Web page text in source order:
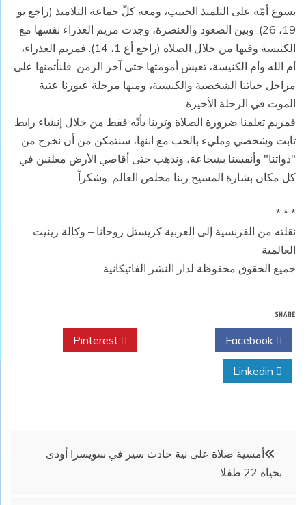
يسوع أمّه على التلميذ الحبيب، ومعه كلّ جماعة التلاميذ (راجع يو
19، 26). وبين الصعود والعنصرة، وجدت مريم العذراء نفسها مع
الكنيسة وفيها من خلال الصلاة (راجع أع 1، 14). فمريم العذراء،
أم الله وأم الكنيسة، تعيش أمومتها حتى آخر الزمن. فلنأتمنها على
مراحل حياتنا الشخصية والكنسية، ومنها مرحلة عبورنا عتبة
الموت في الرحلة الأخيرة.
فمريم تعلمنا ضرورة الصلاة وترينا بأنّه فقط من خلال إنشاء رابط
ثابت وشخصي ومليء بالحب مع ابنها، سنتمكن من أن نخرج من
"ذواتنا" وأنفسنا بشجاعة، ونذهب حتى أقاصي الأرض معلنين في
كل مكان بشارة المسيح ربنا مخلص العالم. وشكراً.
* * *
نقلته من الفرنسية إلى العربية كريستل روحانا – وكالة زينيت
العالمية
جميع الحقوق محفوظة لدار النشر الفاتيكانية
SHARE
تصفّح
المقالات
أمسية صلاة على نية حادث سير في سويسرا أودى
بحياة 22 طفلا